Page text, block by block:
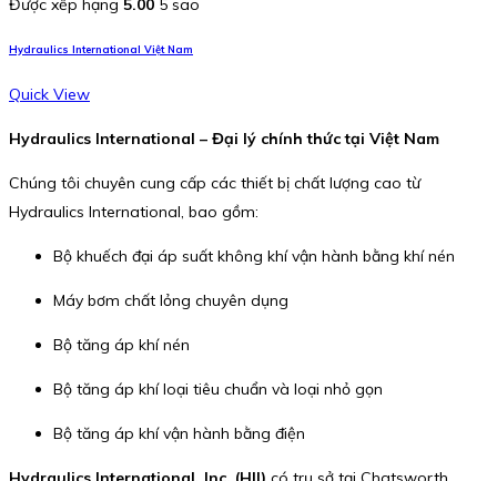
Được xếp hạng 5.00 5 sao
Hydraulics International Việt Nam
Quick View
Hydraulics International – Đại lý chính thức tại Việt Nam
Chúng tôi chuyên cung cấp các thiết bị chất lượng cao từ
Hydraulics International, bao gồm:
Bộ khuếch đại áp suất không khí vận hành bằng khí nén
Máy bơm chất lỏng chuyên dụng
Bộ tăng áp khí nén
Bộ tăng áp khí loại tiêu chuẩn và loại nhỏ gọn
Bộ tăng áp khí vận hành bằng điện